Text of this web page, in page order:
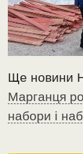
Ще новини
Марганця
набори і